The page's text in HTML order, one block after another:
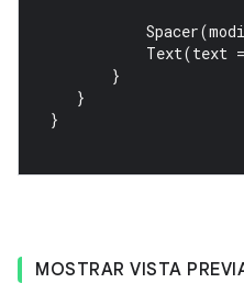
Spacer(
Text(text =
}
}
}
MOSTRAR VISTA